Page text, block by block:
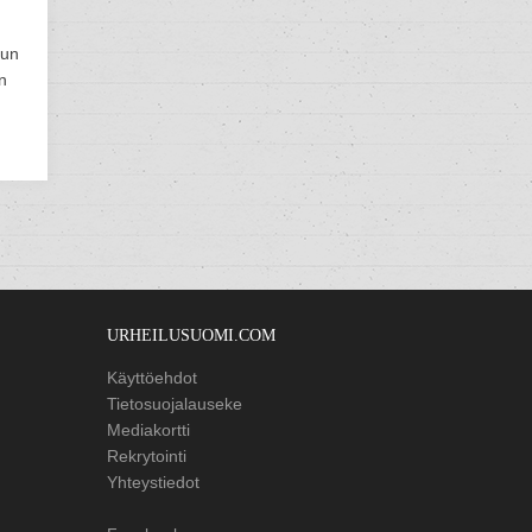
URHEILUSUOMI.COM
Käyttöehdot
Tietosuojalauseke
Mediakortti
Rekrytointi
Yhteystiedot